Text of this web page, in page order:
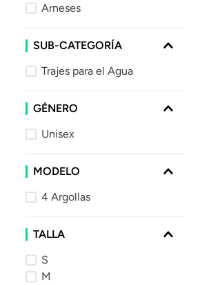
Arneses
SUB-CATEGORÍA
Trajes para el Agua
GÉNERO
Unisex
MODELO
4 Argollas
TALLA
S
M